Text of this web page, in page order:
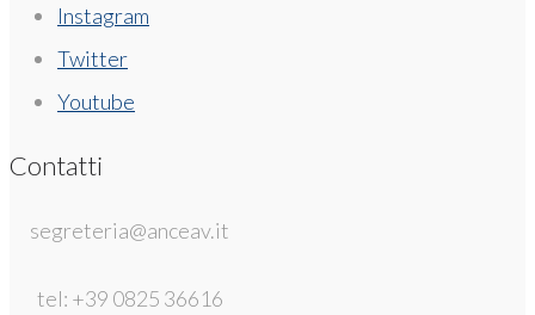
Instagram
Twitter
Youtube
Contatti
segreteria@anceav.it
tel: +39 0825 36616